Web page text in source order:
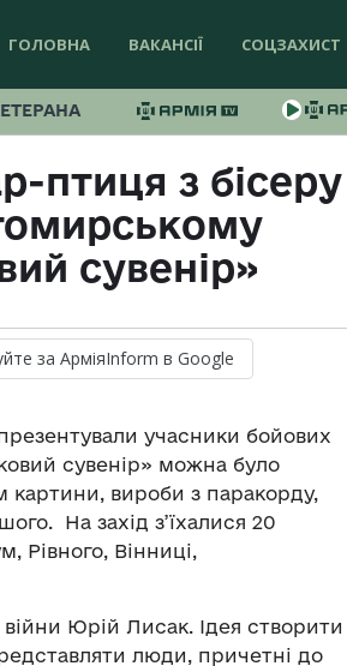
ГОЛОВНА ВАКАНСІЇ СОЦЗАХИСТ
птиця з бісеру
сувенір»
за АрміяInform в Google
учасники бойових
сувенір» можна було
картини, вироби з паракорду,
На захід з’їхалися 20
Рівного, Вінниці,
війни Юрій Лисак. Ідея створити
люди, причетні до